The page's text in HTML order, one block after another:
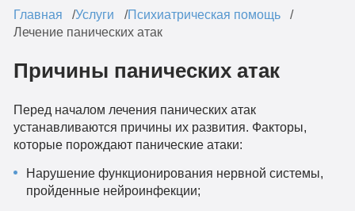
Главная Услуги
Психиатрическая помощь
Лечение панических атак
Причины панических атак
Перед началом лечения панических атак
устанавливаются причины их развития. Факторы,
которые порождают панические атаки:
Нарушение функционирования нервной системы,
пройденные нейроинфекции;